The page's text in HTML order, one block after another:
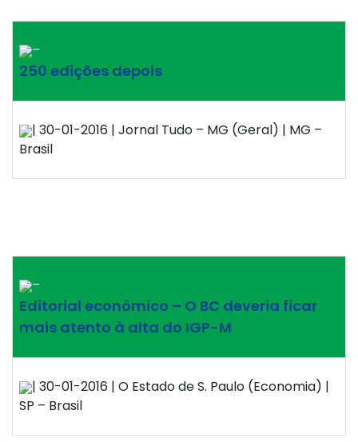
–
250 edições depois
| 30-01-2016 | Jornal Tudo – MG (Geral) | MG –
Brasil
–
Editorial econômico – O BC deveria ficar
mais atento à alta do IGP-M
| 30-01-2016 | O Estado de S. Paulo (Economia) |
SP – Brasil